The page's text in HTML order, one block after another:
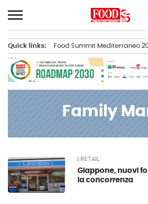
al
contenuto
principale
Quick links: Food Summit Mediterraneo
Family
News RETAIL
Giappone, nuovi
la concorrenza